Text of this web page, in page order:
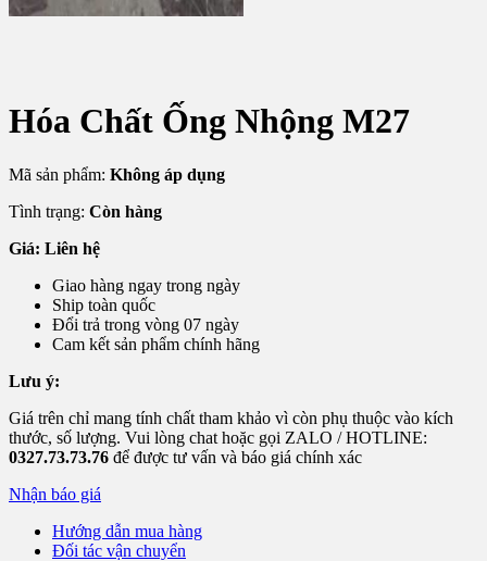
Hóa Chất Ống Nhộng M27
Mã sản phẩm: Không áp dụng
Tình trạng: Còn hàng
Giá: Liên hệ
Giao hàng ngay trong ngày
Ship toàn quốc
Đổi trả trong vòng 07 ngày
Cam kết sản phẩm chính hãng
Lưu ý:
Giá trên chỉ mang tính chất tham khảo vì còn phụ thuộc vào kích
thước, số lượng. Vui lòng chat hoặc gọi ZALO / HOTLINE:
0327.73.73.76 để được tư vấn và báo giá chính xác
Nhận báo giá
Hướng dẫn mua hàng
Đối tác vận chuyển